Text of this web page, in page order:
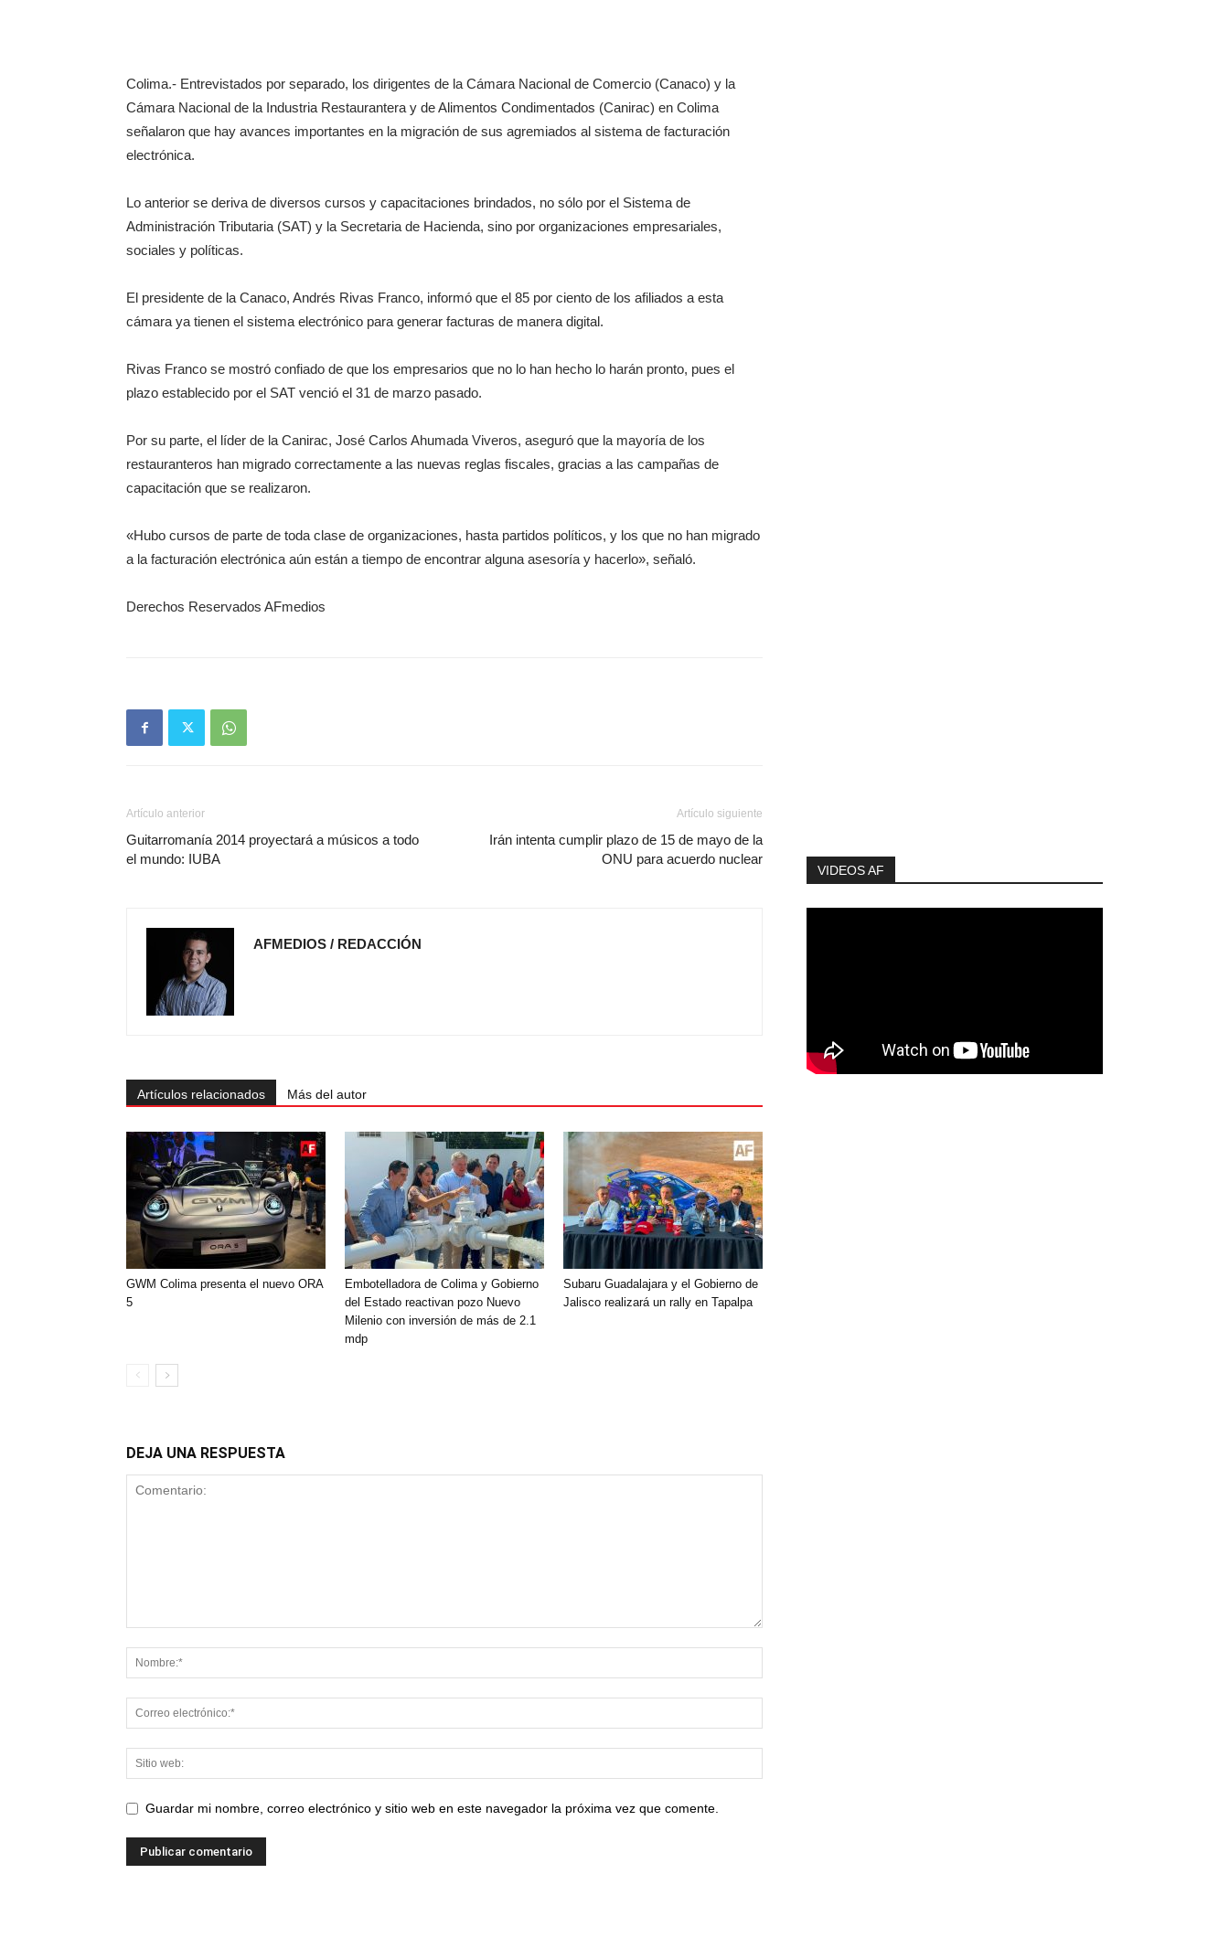
Colima.- Entrevistados por separado, los dirigentes de la Cámara Nacional de Comercio (Canaco) y la
Cámara Nacional de la Industria Restaurantera y de Alimentos Condimentados (Canirac) en Colima
señalaron que hay avances importantes en la migración de sus agremiados al sistema de facturación
electrónica.
Lo anterior se deriva de diversos cursos y capacitaciones brindados, no sólo por el Sistema de
Administración Tributaria (SAT) y la Secretaria de Hacienda, sino por organizaciones empresariales,
sociales y políticas.
El presidente de la Canaco, Andrés Rivas Franco, informó que el 85 por ciento de los afiliados a esta
cámara ya tienen el sistema electrónico para generar facturas de manera digital.
Rivas Franco se mostró confiado de que los empresarios que no lo han hecho lo harán pronto, pues el
plazo establecido por el SAT venció el 31 de marzo pasado.
Por su parte, el líder de la Canirac, José Carlos Ahumada Viveros, aseguró que la mayoría de los
restauranteros han migrado correctamente a las nuevas reglas fiscales, gracias a las campañas de
capacitación que se realizaron.
«Hubo cursos de parte de toda clase de organizaciones, hasta partidos políticos, y los que no han migrado
a la facturación electrónica aún están a tiempo de encontrar alguna asesoría y hacerlo», señaló.
Derechos Reservados AFmedios
Artículo anterior
Guitarromanía 2014 proyectará a músicos a todo
el mundo: IUBA
Artículo siguiente
Irán intenta cumplir plazo de 15 de mayo de la
ONU para acuerdo nuclear
AFMEDIOS / REDACCIÓN
Artículos relacionados Más del autor
GWM Colima presenta el nuevo ORA
5
Embotelladora de Colima y Gobierno
del Estado reactivan pozo Nuevo
Milenio con inversión de más de 2.1
mdp
Subaru Guadalajara y el Gobierno de
Jalisco realizará un rally en Tapalpa
DEJA UNA RESPUESTA
Guardar mi nombre, correo electrónico y sitio web en este navegador la próxima vez que comente.
VIDEOS AF